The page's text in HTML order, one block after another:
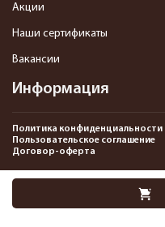
Информация
Акции
Наши сертификаты
Вакансии
Политика конфиденциальности
Пользовательское соглашение
Договор-оферта
2013-2026 Интернет-магазин
Pnevmat24.ru. Все права